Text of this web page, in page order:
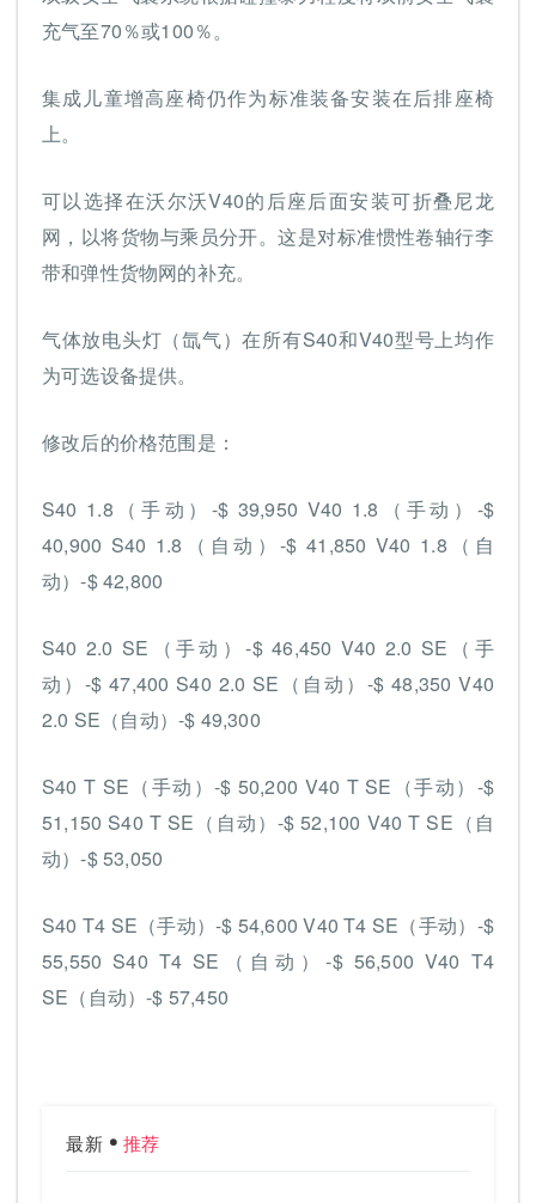
充气至70％或100％。
集成儿童增高座椅仍作为标准装备安装在后排座椅
上。
可以选择在沃尔沃V40的后座后面安装可折叠尼龙
网，以将货物与乘员分开。这是对标准惯性卷轴行李
带和弹性货物网的补充。
气体放电头灯（氙气）在所有S40和V40型号上均作
为可选设备提供。
修改后的价格范围是：
S40 1.8（手动）-$ 39,950 V40 1.8（手动）-$
40,900 S40 1.8（自动）-$ 41,850 V40 1.8（自
动）-$ 42,800
S40 2.0 SE（手动）-$ 46,450 V40 2.0 SE（手
动）-$ 47,400 S40 2.0 SE（自动）-$ 48,350 V40
2.0 SE（自动）-$ 49,300
S40 T SE（手动）-$ 50,200 V40 T SE（手动）-$
51,150 S40 T SE（自动）-$ 52,100 V40 T SE（自
动）-$ 53,050
S40 T4 SE（手动）-$ 54,600 V40 T4 SE（手动）-$
55,550 S40 T4 SE（自动）-$ 56,500 V40 T4
SE（自动）-$ 57,450
最新 推荐